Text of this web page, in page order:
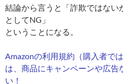
結論から言うと「詐欺ではない
としてNG」
ということになる。
Amazonの利用規約（購入者で
は、商品にキャンペーンや広告
い！